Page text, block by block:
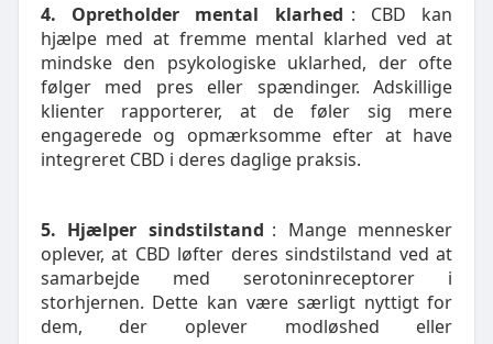
4. Opretholder mental klarhed : CBD kan
hjælpe med at fremme mental klarhed ved at
mindske den psykologiske uklarhed, der ofte
følger med pres eller spændinger. Adskillige
klienter rapporterer, at de føler sig mere
engagerede og opmærksomme efter at have
integreret CBD i deres daglige praksis.
5. Hjælper sindstilstand : Mange mennesker
oplever, at CBD løfter deres sindstilstand ved at
samarbejde med serotoninreceptorer i
storhjernen. Dette kan være særligt nyttigt for
dem, der oplever modløshed eller